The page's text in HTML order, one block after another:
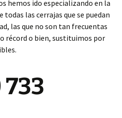
hemos ido especializando en la
las cerrajas que se puedan
las que no son tan frecuentas
récord o bien, sustituimos por